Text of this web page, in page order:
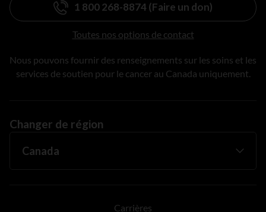
1 800 268-8874 (Faire un don)
Toutes nos options de contact
Nous pouvons fournir des renseignements sur les soins et les
services de soutien pour le cancer au Canada uniquement.
Changer de région
Carrières